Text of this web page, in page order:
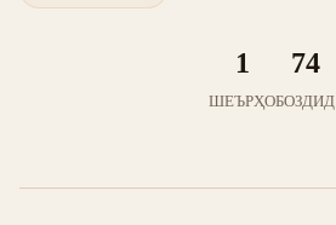
1
ШЕЪРҲО
74
БОЗДИД